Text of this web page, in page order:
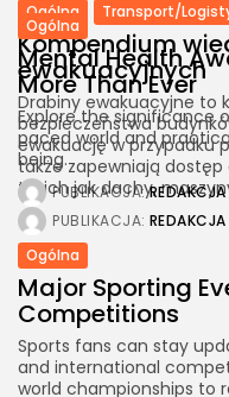
Ogólna Transport/
Kompendium
ewakuacyjnych
Drabiny ewakuacyjne to
bezpieczeństwa
ewakuację w przypadku
także zapewniają
takich jak dachy,
PUBLIKACJA: REDAKCJA
Ogólna
Mental Health
More Than Ever
Explore the significance
paced world and
being.
PUBLIKACJA:REDAKCJA
Ogólna
Major Sporting
Competitions
Sports fans can stay
and international
world championships to